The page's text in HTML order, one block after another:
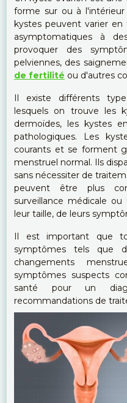
forme sur ou à
kystes peuvent varier
asymptomatiques à
provoquer des
pelviennes, des
de fertilité ou d'autres
Il existe différents
lesquels on trouve les
dermoïdes, les kystes
pathologiques. Les
courants et se forment
menstruel normal. Ils
sans nécessiter de
peuvent être plus
surveillance médicale
leur taille, de leurs
Il est important que
symptômes tels que
changements
symptômes suspects
santé pour un
recommandations de